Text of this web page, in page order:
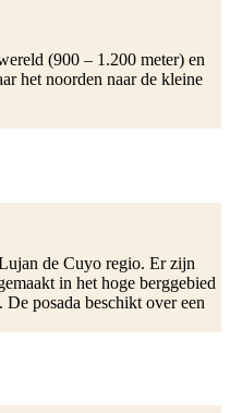
(900 – 1.200 meter) en
het noorden naar de kleine
de Cuyo regio. Er zijn
in het hoge berggebied
posada beschikt over een